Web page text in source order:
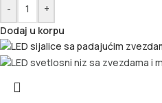
-
+
Dodaj u korpu